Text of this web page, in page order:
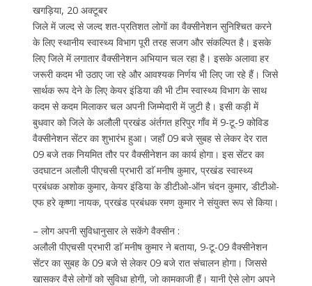
खगड़िया, 20 अक्टूबर
जिले में जल्द से जल्द शत-प्रतिशत लोगों का वैक्सीनेशन सुनिश्चित करने
के लिए स्थानीय स्वास्थ्य विभाग पूरी तरह सजग और संकल्पित है। इसके
लिए जिले में लगातार वैक्सीनेशन अभियान चल रहा है। इसके अलावा हर
जरूरी कदम भी उठाए जा रहे और आवश्यक निर्णय भी लिए जा रहे हैं। जिसे
सार्थक रूप देने के लिए केयर इंडिया की भी टीम स्वास्थ्य विभाग के साथ
कदम से कदम मिलाकर चल अपनी जिम्मेदारी में जुटी है। इसी कड़ी में
बुधवार को जिले के अलौली प्रखंड अंर्तगत हरिपुर गाँव में 9-टू-9 कोविड
वैक्सीनेशन सेंटर का शुभारंभ हुआ। जहाँ 09 बजे सुबह से लेकर देर रात
09 बजे तक नियमित तौर पर वैक्सीनेशन का कार्य होगा। इस सेंटर का
उदघाटन अलौली पीएचसी प्रभारी डाॅ मनीष कुमार, प्रखंड स्वास्थ्य
प्रबंधक अशोक कुमार, केयर इंडिया के डीटीओ-ऑन चंदन कुमार, डीटीओ-
एफ हरे कृष्णा नायक, प्रखंड प्रबंधक रमण कुमार ने संयुक्त रूप से किया।
– लोग अपनी सुविधानुसार ले सकेंगे वैक्सीन :
अलौली पीएचसी प्रभारी डाॅ मनीष कुमार ने बताया, 9-टू-09 वैक्सीनेशन
सेंटर का सुबह के 09 बजे से लेकर 09 बजे रात संचालन होगा। जिससे
खासकर वैसे लोगों को सुविधा होगी, जो कामकाजी हैं। यानी ऐसे लोग अपने